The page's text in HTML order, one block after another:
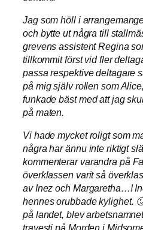
Jag som höll i
och bytte ut några till
grevens assistent Regina
tillkommit först vid fler
passa respektive deltagare
på mig själv rollen som
funkade bäst med att jag
på maten.
Vi hade mycket roligt som
några har ännu inte riktigt
kommenterar varandra på
överklassen varit så
av Inez och Margaretha…!
hennes orubbade kylighet.
på landet, blev
travesti på Morden i